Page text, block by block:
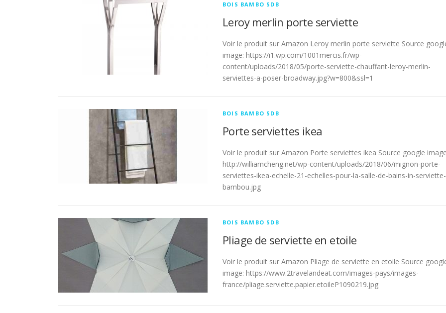
BOIS BAMBO SDB
Leroy merlin porte serviette
Voir le produit sur Amazon Leroy merlin porte serviette Source
image: https://i1.wp.com/1001mercis.fr/wp-
content/uploads/2018/05/porte-serviette-chauffant-leroy-merlin-
serviettes-a-poser-broadway.jpg?w=800&ssl=1
BOIS BAMBO SDB
Porte serviettes ikea
Voir le produit sur Amazon Porte serviettes ikea Source google
http://williamcheng.net/wp-content/uploads/2018/06/mignon-porte-
serviettes-ikea-echelle-21-echelles-pour-la-salle-de-bains-in-serviette-
bambou.jpg
BOIS BAMBO SDB
Pliage de serviette en etoile
Voir le produit sur Amazon Pliage de serviette en etoile Source
image: https://www.2travelandeat.com/images-pays/images-
france/pliage.serviette.papier.etoileP1090219.jpg